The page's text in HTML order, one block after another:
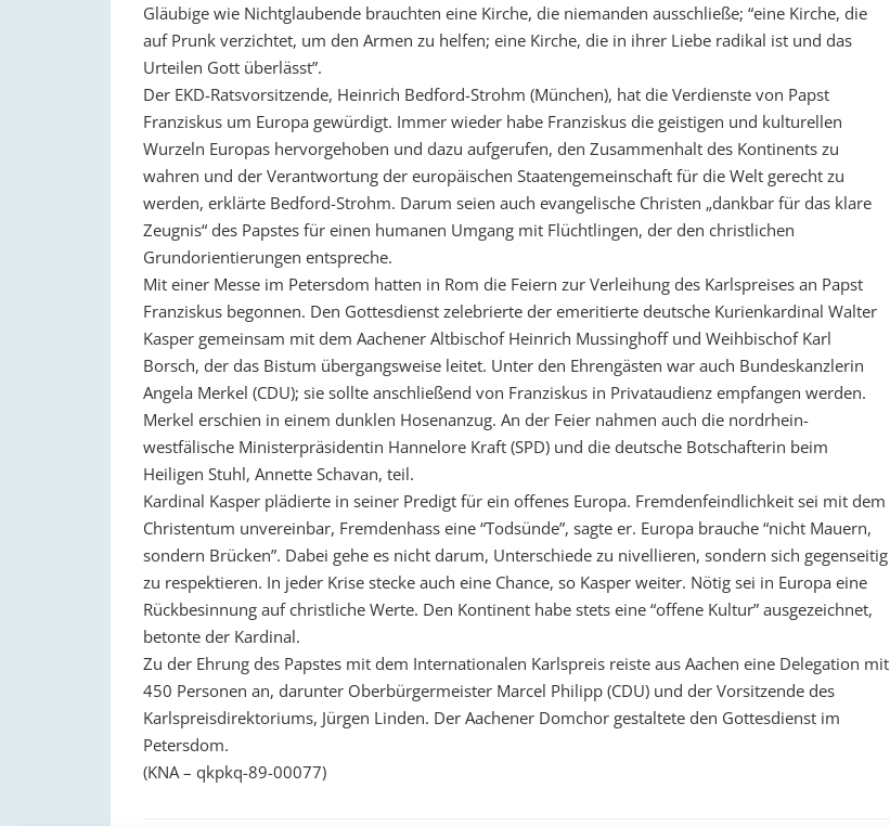
Gläubige wie Nichtglaubende brauchten eine Kirche, die niemanden ausschließe; “eine Kirche, die
auf Prunk verzichtet, um den Armen zu helfen; eine Kirche, die in ihrer Liebe radikal ist und das
Urteilen Gott überlässt”.
Der EKD-Ratsvorsitzende, Heinrich Bedford-Strohm (München), hat die Verdienste von Papst
Franziskus um Europa gewürdigt. Immer wieder habe Franziskus die geistigen und kulturellen
Wurzeln Europas hervorgehoben und dazu aufgerufen, den Zusammenhalt des Kontinents zu
wahren und der Verantwortung der europäischen Staatengemeinschaft für die Welt gerecht zu
werden, erklärte Bedford-Strohm. Darum seien auch evangelische Christen „dankbar für das klare
Zeugnis“ des Papstes für einen humanen Umgang mit Flüchtlingen, der den christlichen
Grundorientierungen entspreche.
Mit einer Messe im Petersdom hatten in Rom die Feiern zur Verleihung des Karlspreises an Papst
Franziskus begonnen. Den Gottesdienst zelebrierte der emeritierte deutsche Kurienkardinal Walter
Kasper gemeinsam mit dem Aachener Altbischof Heinrich Mussinghoff und Weihbischof Karl
Borsch, der das Bistum übergangsweise leitet. Unter den Ehrengästen war auch Bundeskanzlerin
Angela Merkel (CDU); sie sollte anschließend von Franziskus in Privataudienz empfangen werden.
Merkel erschien in einem dunklen Hosenanzug. An der Feier nahmen auch die nordrhein-
westfälische Ministerpräsidentin Hannelore Kraft (SPD) und die deutsche Botschafterin beim
Heiligen Stuhl, Annette Schavan, teil.
Kardinal Kasper plädierte in seiner Predigt für ein offenes Europa. Fremdenfeindlichkeit sei mit dem
Christentum unvereinbar, Fremdenhass eine “Todsünde”, sagte er. Europa brauche “nicht Mauern,
sondern Brücken”. Dabei gehe es nicht darum, Unterschiede zu nivellieren, sondern sich gegenseitig
zu respektieren. In jeder Krise stecke auch eine Chance, so Kasper weiter. Nötig sei in Europa eine
Rückbesinnung auf christliche Werte. Den Kontinent habe stets eine “offene Kultur” ausgezeichnet,
betonte der Kardinal.
Zu der Ehrung des Papstes mit dem Internationalen Karlspreis reiste aus Aachen eine Delegation mit
450 Personen an, darunter Oberbürgermeister Marcel Philipp (CDU) und der Vorsitzende des
Karlspreisdirektoriums, Jürgen Linden. Der Aachener Domchor gestaltete den Gottesdienst im
Petersdom.
(KNA – qkpkq-89-00077)